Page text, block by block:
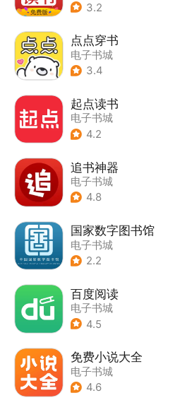
3.2
点点穿书
电子书城
3.4
起点读书
电子书城
4.2
追书神器
电子书城
4.8
国家数字图书馆
电子书城
2.2
百度阅读
电子书城
4.5
免费小说大全
电子书城
4.6